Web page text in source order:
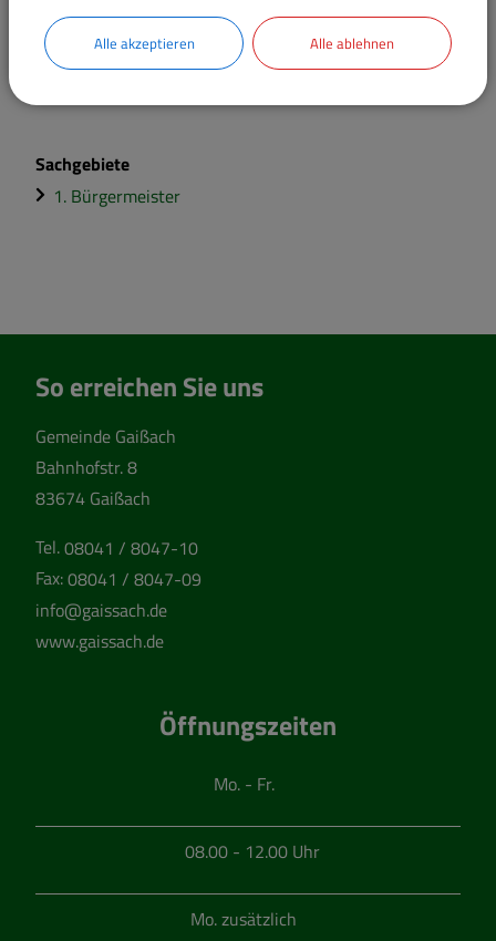
Verantwortliche Behörde
Sachgebiete
1. Bürgermeister
So erreichen Sie uns
Gemeinde Gaißach
Bahnhofstr. 8
83674 Gaißach
Tel.08041 / 8047-10
Fax:08041 / 8047-09
info@gaissach.de
www.gaissach.de
Öffnungszeiten
Mo. - Fr.
08.00 - 12.00 Uhr
Mo. zusätzlich
Alle akzeptieren Alle ablehnen